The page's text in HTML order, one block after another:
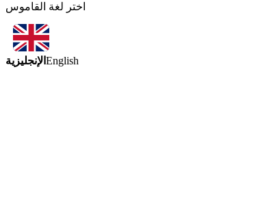
اختر لغة القاموس
الإنجليزية English